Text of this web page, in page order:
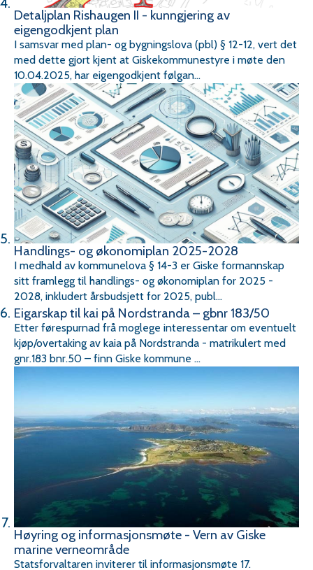
Detaljplan Rishaugen II - kunngjering av
eigengodkjent plan
I samsvar med plan- og bygningslova (pbl) § 12-12, vert det
med dette gjort kjent at Giskekommunestyre i møte den
10.04.2025, har eigengodkjent følgan...
Handlings- og økonomiplan 2025-2028
I medhald av kommunelova § 14-3 er Giske formannskap
sitt framlegg til handlings- og økonomiplan for 2025 -
2028, inkludert årsbudsjett for 2025, publ...
Eigarskap til kai på Nordstranda – gbnr 183/50
Etter førespurnad frå moglege interessentar om eventuelt
kjøp/overtaking av kaia på Nordstranda - matrikulert med
gnr.183 bnr.50 – finn Giske kommune ...
Høyring og informasjonsmøte - Vern av Giske
marine verneområde
Statsforvaltaren inviterer til informasjonsmøte 17.